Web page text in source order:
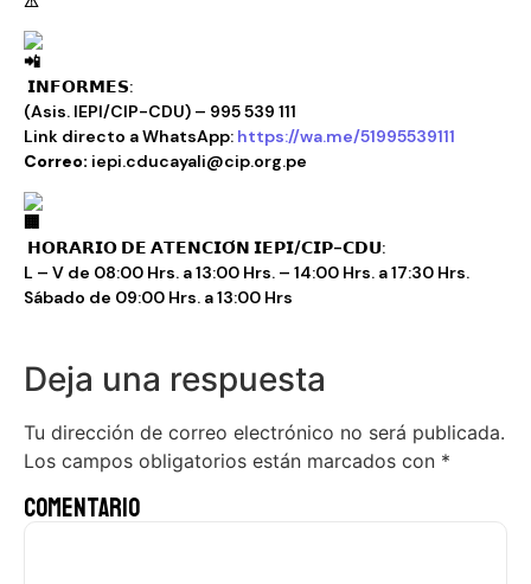
𝗜𝗡𝗙𝗢𝗥𝗠𝗘𝗦:
(Asis. IEPI/CIP-CDU) – 995 539 111
Link directo a WhatsApp: https://wa.me/51995539111
Correo: iepi.cducayali@cip.org.pe
𝗛𝗢𝗥𝗔𝗥𝗜𝗢 𝗗𝗘 𝗔𝗧𝗘𝗡𝗖𝗜𝗢́𝗡 𝗜𝗘𝗣𝗜/𝗖𝗜𝗣-𝗖𝗗𝗨:
L – V de 08:00 Hrs. a 13:00 Hrs. – 14:00 Hrs. a 17:30 Hrs.
Sábado de 09:00 Hrs. a 13:00 Hrs
Deja una respuesta
Tu dirección de correo electrónico no será publicada.
Los campos obligatorios están marcados con *
Comentario